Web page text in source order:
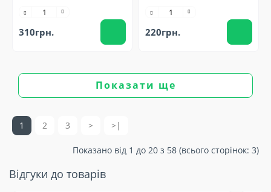
310грн. 220грн.
Показати ще
1 2 3 > >|
Показано від 1 до 20 з 58 (всього сторінок: 3)
Відгуки до товарів